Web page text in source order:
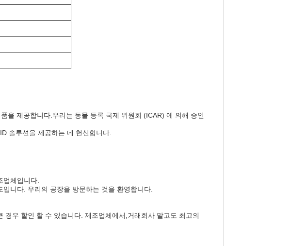
을 제공합니다.우리는 동물 등록 국제 위원회 (ICAR) 에 의해 승인
솔루션을 제공하는 데 헌신합니다.
체입니다.
니다. 우리의 공장을 방문하는 것을 환영합니다.
우 할인 할 수 있습니다. 제조업체에서,거래회사 말고도 최고의